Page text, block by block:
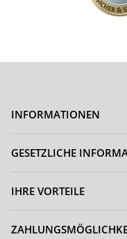
INFORMATIONEN
GESETZLICHE
IHRE VORTEILE